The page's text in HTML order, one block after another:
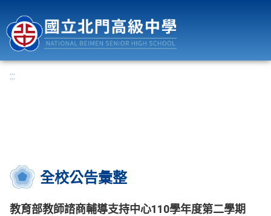
:::
全校公告彙整
教育部教師諮商輔導支持中心110學年度第二學期